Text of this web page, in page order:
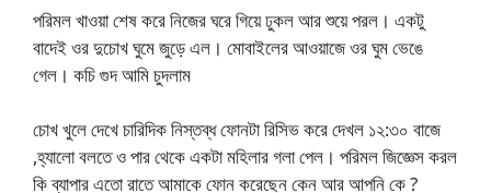
পরিমল খাওয়া শেষ করে নিজের ঘরে গিয়ে ঢুকল আর শুয়ে পরল। একটু
বাদেই ওর দুচোখ ঘুমে জুড়ে এল। মোবাইলের আওয়াজে ওর ঘুম ভেঙে
গেল। কচি গুদ আমি চুদলাম
চোখ খুলে দেখে চারিদিক নিস্তব্ধ ফোনটা রিসিভ করে দেখল ১২:৩০ বাজে
,হ্যালো বলতে ও পার থেকে একটা মহিলার গলা পেল। পরিমল জিজ্ঞেস করল
কি ব্যাপার এতো রাতে আমাকে ফোন করেছেন কেন আর আপনি কে ?